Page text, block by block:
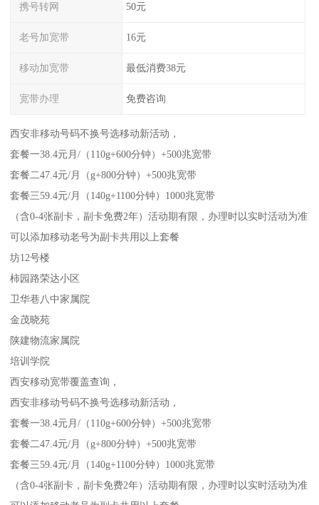
携号转网 50元
老号加宽带 16元
移动加宽带 最低消费38元
宽带办理 免费咨询
西安非移动号码不换号选移动新活动，
套餐一38.4元月/（110g+600分钟）+500兆宽带
套餐二47.4元/月（g+800分钟）+500兆宽带
套餐三59.4元/月（140g+1100分钟）1000兆宽带
（含0-4张副卡，副卡免费2年）活动期有限，办理时以实时活动为准
可以添加移动老号为副卡共用以上套餐
坊12号楼
柿园路荣达小区
卫华巷八中家属院
金茂晓苑
陕建物流家属院
培训学院
西安移动宽带覆盖查询，
西安非移动号码不换号选移动新活动，
套餐一38.4元月/（110g+600分钟）+500兆宽带
套餐二47.4元/月（g+800分钟）+500兆宽带
套餐三59.4元/月（140g+1100分钟）1000兆宽带
（含0-4张副卡，副卡免费2年）活动期有限，办理时以实时活动为准